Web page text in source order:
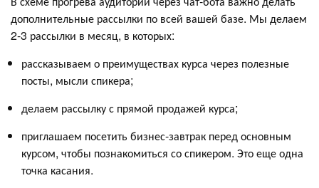
дополнительные рассылки по всей вашей базе. Мы делаем
2-3 рассылки в месяц, в которых:
рассказываем о преимуществах курса через полезные
посты, мысли спикера;
делаем рассылку с прямой продажей курса;
приглашаем посетить бизнес-завтрак перед основным
курсом, чтобы познакомиться со спикером. Это еще одна
точка касания.